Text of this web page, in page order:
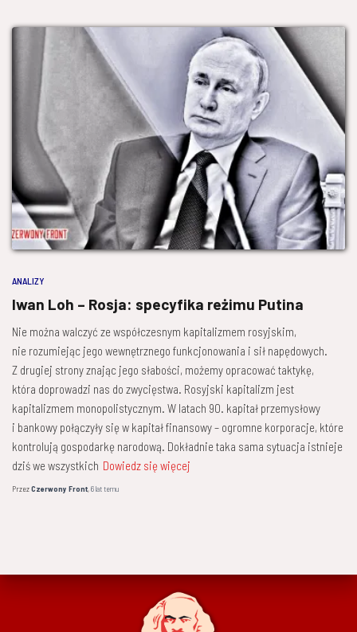
ANALIZY
Iwan Loh – Rosja: specyfika reżimu Putina
Nie można walczyć ze współczesnym kapitalizmem rosyjskim,
nie rozumiejąc jego wewnętrznego funkcjonowania i sił napędowych.
Z drugiej strony znając jego słabości, możemy opracować taktykę,
która doprowadzi nas do zwycięstwa. Rosyjski kapitalizm jest
kapitalizmem monopolistycznym. W latach 90. kapitał przemysłowy
i bankowy połączyły się w kapitał finansowy – ogromne korporacje, które
kontrolują gospodarkę narodową. Dokładnie taka sama sytuacja istnieje
dziś we wszystkich Dowiedz się więcej
PrzezCzerwony Front,6 lattemu